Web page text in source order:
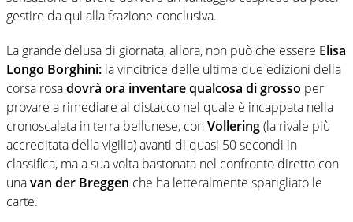
gestire da qui alla frazione conclusiva.
La grande delusa di giornata, allora, non può che essere Elisa
Longo Borghini: la vincitrice delle ultime due edizioni della
corsa rosadovrà ora inventare qualcosa di grosso per
provare a rimediare al distacco nel quale è incappata nella
cronoscalata in terra bellunese, conVollering(la rivale più
accreditata della vigilia) avanti di quasi 50 secondi in
classifica, ma a sua volta bastonata nel confronto diretto con
unavan der Breggen che ha letteralmente sparigliato le
carte.